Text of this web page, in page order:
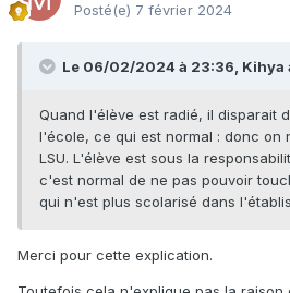
Posté(e) 7 février 2024
Le 06/02/2024 à 23:36, Kihya
Quand l'élève est radié, il disparait
l'école, ce qui est normal : donc on
LSU. L'élève est sous la
c'est normal de ne pas pouvoir
qui n'est plus scolarisé dans
Merci pour cette explication.